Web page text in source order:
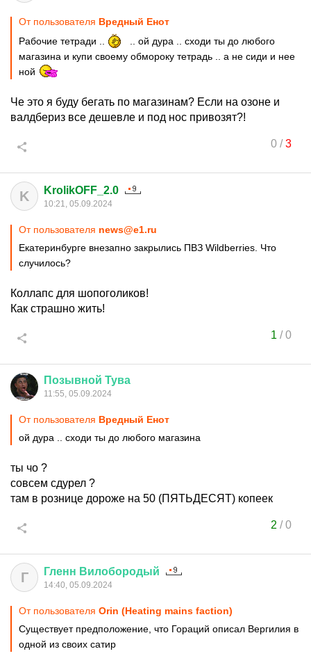
От пользователя Вредный Енот
Рабочие тетради ..
.. ой дура .. сходи ты до любого
магазина и купи своему обмороку тетрадь .. а не сиди и нее
ной
Че это я буду бегать по магазинам? Если на озоне и
валдбериз все дешевле и под нос привозят?!
0/3
K KrolikOFF_2.0
10:21, 05.09.2024
От пользователя news@e1.ru
Екатеринбурге внезапно закрылись ПВЗ Wildberries. Что
случилось?
Коллапс для шопоголиков!
Как страшно жить!
1 /0
Позывной Тува
11:55, 05.09.2024
От пользователя Вредный Енот
ой дура .. сходи ты до любого магазина
ты чо ?
совсем сдурел ?
там в рознице дороже на 50 (ПЯТЬДЕСЯТ) копеек
2 /0
Г Гленн Вилобородый
14:40, 05.09.2024
От пользователя Orin (Heating mains faction)
Существует предположение, что Гораций описал Вергилия в
одной из своих сатир